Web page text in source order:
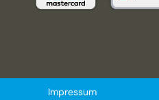
Impressum